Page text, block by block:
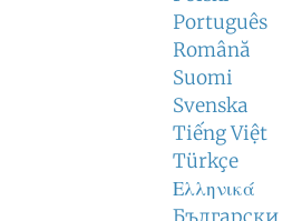
Português
Română
Suomi
Svenska
Tiếng Việt
Türkçe
Ελληνικά